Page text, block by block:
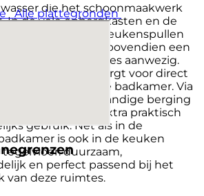
die het schoonmaakwerk
In de vele opbergkasten en de
kun je al je keukenspullen
Voor provisie is er bovendien een
achter klapdeurtjes aanwezig.
grote boiler die zorgt voor direct
de keuken als de badkamer. Via
toegang tot de inpandige berging
wat het geheel extra praktisch
gebruik. Net als in de
is ook in de keuken
duurzaam,
en perfect passend bij het
van deze ruimtes.
Alle plattegronden